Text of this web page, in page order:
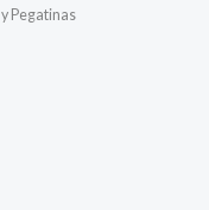
Pegatinas